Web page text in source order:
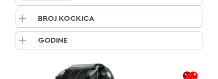
BROJ KOCKICA
GODINE